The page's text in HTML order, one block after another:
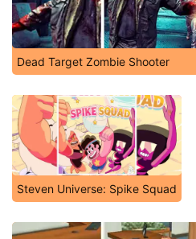
Dead Target Zombie Shooter
Steven Universe: Spike Squad